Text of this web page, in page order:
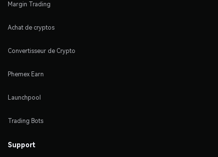
Margin Trading
Achat de cryptos
Convertisseur de Crypto
Phemex Earn
Launchpool
Trading Bots
Support